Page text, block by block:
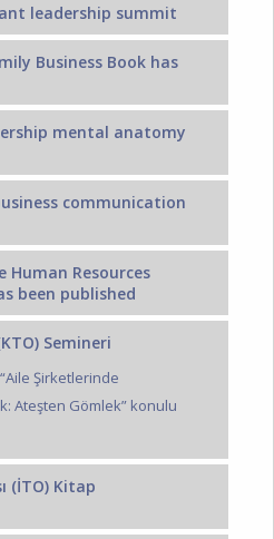
leadership summit
Business Book has
mental anatomy
communication
Resources
been published
Semineri
Şirketlerinde
Ateşten Gömlek” konulu
(İTO) Kitap